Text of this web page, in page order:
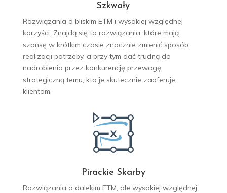
Szkwały
Rozwiązania o bliskim ETM i wysokiej względnej
korzyści. Znajdą się to rozwiązania, które mają
szansę w krótkim czasie znacznie zmienić sposób
realizacji potrzeby, a przy tym dać trudną do
nadrobienia przez konkurencję przewagę
strategiczną temu, kto je skutecznie zaoferuje
klientom.
Pirackie Skarby
Rozwiązania o dalekim ETM, ale wysokiej względnej